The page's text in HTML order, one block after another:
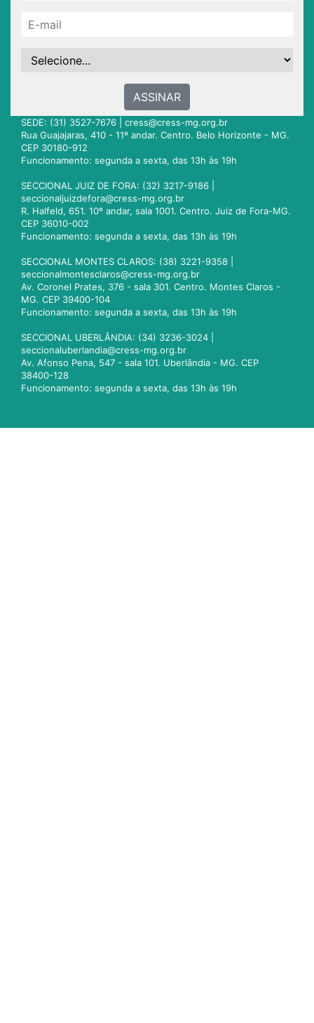
ASSINAR
SEDE: (31) 3527-7676 | cress@cress-mg.org.br
Rua Guajajaras, 410 - 11º andar. Centro. Belo Horizonte - MG.
CEP 30180-912
Funcionamento: segunda a sexta, das 13h às 19h
SECCIONAL JUIZ DE FORA: (32) 3217-9186 |
seccionaljuizdefora@cress-mg.org.br
R. Halfeld, 651. 10º andar, sala 1001. Centro. Juiz de Fora-MG.
CEP 36010-002
Funcionamento: segunda a sexta, das 13h às 19h
SECCIONAL MONTES CLAROS: (38) 3221-9358 |
seccionalmontesclaros@cress-mg.org.br
Av. Coronel Prates, 376 - sala 301. Centro. Montes Claros -
MG. CEP 39400-104
Funcionamento: segunda a sexta, das 13h às 19h
SECCIONAL UBERLÂNDIA: (34) 3236-3024 |
seccionaluberlandia@cress-mg.org.br
Av. Afonso Pena, 547 - sala 101. Uberlândia - MG. CEP
38400-128
Funcionamento: segunda a sexta, das 13h às 19h